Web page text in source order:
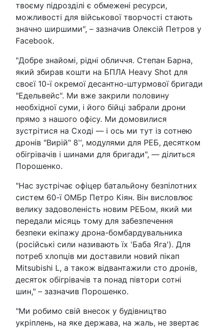
твоєму підрозділі є обмежені ресурси,
можливості для військової творчості стають
значно ширшими", – зазначив Олексій Петров у
Facebook.
"Добре знайомі, рідні обличчя. Степан Барна,
який збирав кошти на БПЛА Heavy Shot для
своєї 10-ї окремої десантно-штурмової бригади
"Едельвейс". Ми вже закрили половину
необхідної суми, і його бійці забрали дрони
прямо з нашого офісу. Ми домовилися
зустрітися на Сході — і ось ми тут із сотнею
дронів "Вирій" 8'', модулями для РЕБ, десятком
обігрівачів і шинами для бригади", — ділиться
Порошенко.
"Нас зустрічає офіцер батальйону безпілотних
систем 60-ї ОМБр Петро Кіян. Він висловлює
велику задоволеність новим РЕБом, який ми
передали місяць тому для забезпечення
безпеки екіпажу дрона-бомбардувальника
(російські сили називають їх 'Баба Яга'). Для
потреб хлопців ми доставили новий пікап
Mitsubishi L, а також відвантажили сто дронів,
десяток обігрівачів та понад півтори сотні
шин," – зазначив Порошенко.
"Ми робимо свій внесок у будівництво
укріплень, на яке держава, на жаль, не звертає